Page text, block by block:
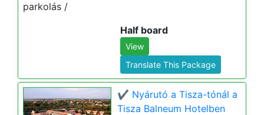
parkolás /
Half board
View
Translate This Package
✔️ Nyárutó a Tisza-tónál a
Tisza Balneum Hotelben